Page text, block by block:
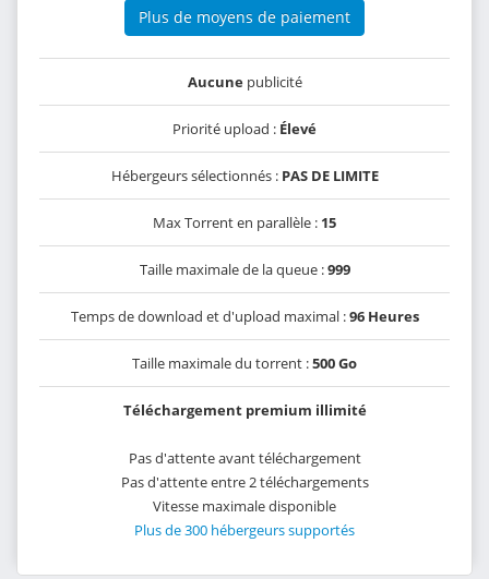
Plus de moyens de paiement
Aucunepublicité
Priorité upload : Élevé
Hébergeurs sélectionnés : PAS DE LIMITE
Max Torrent en parallèle : 15
Taille maximale de la queue :999
Temps de download et d'upload maximal :96 Heures
Taille maximale du torrent :500 Go
Téléchargement premium illimité
Pas d'attente avant téléchargement
Pas d'attente entre 2 téléchargements
Vitesse maximale disponible
Plus de 300 hébergeurs supportés